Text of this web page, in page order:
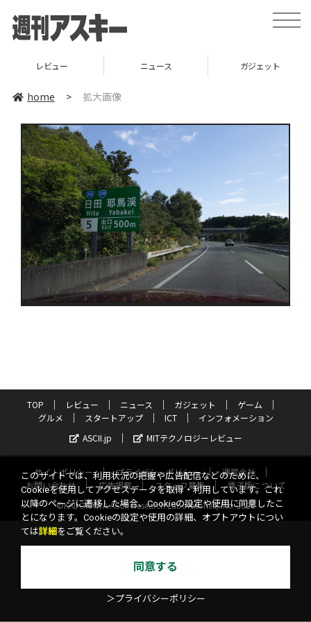
toggle
レビュー ニュース ガジェット
home > 拡大画像
TOP レビュー ニュース ガジェット
ゲーム
グルメ
スタートアップ ICT
インフォメーション
ASCII.jp
MITテクノロジーレビュー
サイトポリシー プライバシーポリシー
運営会社
お問い合わせ
広告掲載 スタッフ募集
電子版について
©KADOKAWA ASCII Research Laboratories, Inc. 2026
このサイトでは、利用状況の把握や広告配信などのために、
Cookieを使用してアクセスデータを取得・利用しています。これ
以降のページに遷移した場合、Cookieの設定や使用に同意したこ
とになります。Cookieの設定や使用の詳細、オプトアウトについ
ては詳細 をご覧ください。
同意する
＞プライバシーポリシー